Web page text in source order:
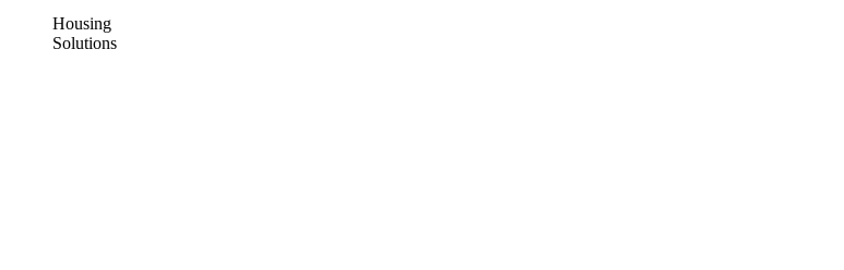
Housing
Solutions